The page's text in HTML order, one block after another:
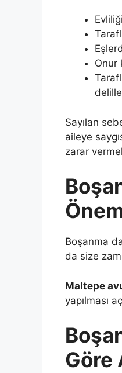
Onur
Sayılan
aileye
zarar
Boşanma
da size
Maltepe
yapılması
Göre